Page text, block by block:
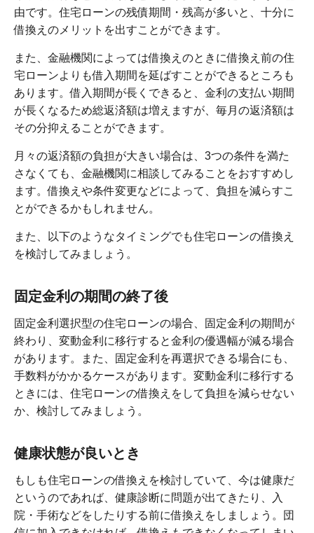
由です。住宅ローンの残債期間・残高が多いと、十分に
借換えのメリットを出すことができます。
また、金融機関によっては借換えのときに借換え前の住
宅ローンよりも借入期間を延ばすことができるところも
あります。借入期間が長くできると、金利の支払い期間
が長くなるため総返済額は増えますが、毎月の返済額は
その分抑えることができます。
月々の返済額の負担が大きい場合は、3つの条件を満た
さなくても、金融機関に相談してみることをおすすめし
ます。借換えや条件変更などによって、負担を減らすこ
とができるかもしれません。
また、以下のようなタイミングでも住宅ローンの借換え
を検討してみましょう。
固定金利の期間の終了後
固定金利選択型の住宅ローンの場合、固定金利の期間が
終わり、変動金利に移行すると金利の優遇幅が減る場合
があります。また、固定金利を再選択できる場合にも、
手数料がかかるケースがあります。変動金利に移行する
ときには、住宅ローンの借換えをして負担を減らせない
か、検討してみましょう。
健康状態が良いとき
もしも住宅ローンの借換えを検討していて、今は健康だ
というのであれば、健康診断に問題が出てきたり、入
院・手術などをしたりする前に借換えをしましょう。団